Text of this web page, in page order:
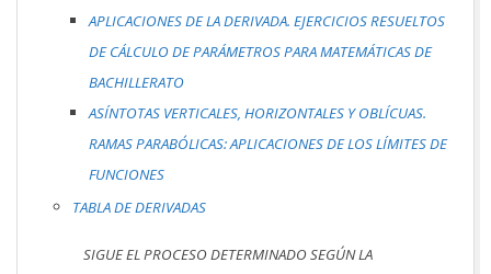
APLICACIONES DE LA DERIVADA. EJERCICIOS RESUELTOS
DE CÁLCULO DE PARÁMETROS PARA MATEMÁTICAS DE
BACHILLERATO
ASÍNTOTAS VERTICALES, HORIZONTALES Y OBLÍCUAS.
RAMAS PARABÓLICAS: APLICACIONES DE LOS LÍMITES DE
FUNCIONES
TABLA DE DERIVADAS
SIGUE EL PROCESO DETERMINADO SEGÚN LA